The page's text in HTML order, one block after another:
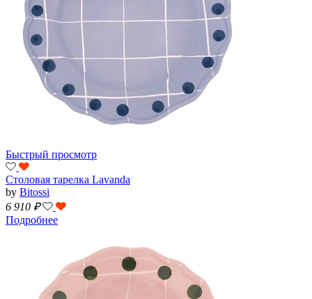
Быстрый просмотр
Cтоловая тарелка Lavanda
by Bitossi
6 910 ₽
Подробнее